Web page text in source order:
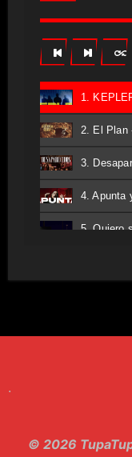
1.
2. El Plan
3.
4. Apunta
5. Quiero
.
© 2026